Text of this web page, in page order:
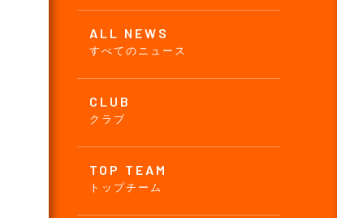
ALL NEWS
すべてのニュース
CLUB
クラブ
TOP TEAM
トップチーム